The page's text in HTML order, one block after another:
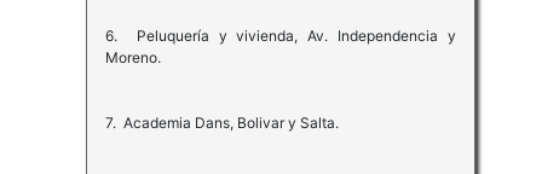
6. Peluquería y vivienda, Av. Independencia y
Moreno.
7. Academia Dans, Bolivar y Salta.